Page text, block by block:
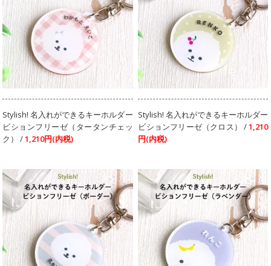
Stylish! 名入れができるキーホルダー
ビションフリーゼ（タータンチェッ
ク） /1,210円(内税)
Stylish! 名入れができるキーホルダー
ビションフリーゼ（クロス） /1,210
円(内税)